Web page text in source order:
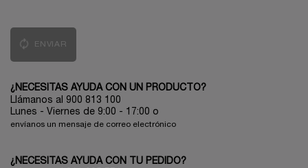
ENVIAR
¿NECESITAS AYUDA CON UN PRODUCTO?
Llámanos al 900 813 100
Lunes - Viernes de 9:00 - 17:00 o
envíanos un mensaje de correo electrónico
¿NECESITAS AYUDA CON TU PEDIDO?